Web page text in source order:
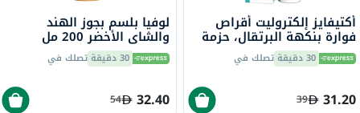
أكتيفايز إلكتروليت أقراص
فوارة بنكهة البرتقال، حزمة
من 20 30 دقيقة تصلك في
31.20
39
لوفيا بلسم بجوز الهند
والشاي الأخضر 200 مل
30 دقيقة تصلك في
32.40
54